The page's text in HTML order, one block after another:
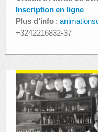
Inscription en ligne
Plus d’info :
+3242216832-37